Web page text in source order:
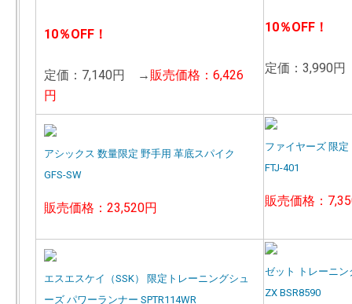
10％OFF！
定価：7,140円 → 販売価格：6,426
円
10％OFF！
定価：3,990
アシックス 数量限定 野手用 革底スパイク
GFS-SW
販売価格：23,520円
ファイヤーズ 限
FTJ-401
販売価格：
エスエスケイ（SSK） 限定トレーニングシュ
ーズ パワーランナー SPTR114WR
ゼット トレーニ
ZX BSR8590